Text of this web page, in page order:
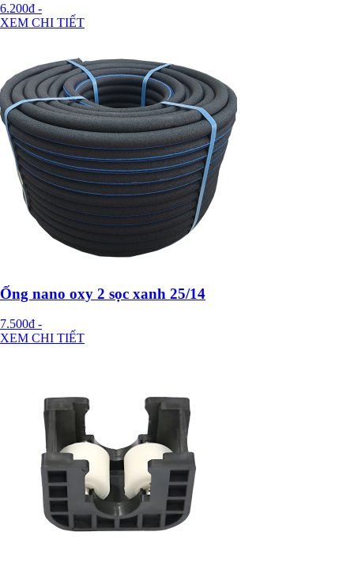
6.200đ -
XEM CHI TIẾT
Ống nano oxy 2 sọc xanh 25/14
7.500đ -
XEM CHI TIẾT